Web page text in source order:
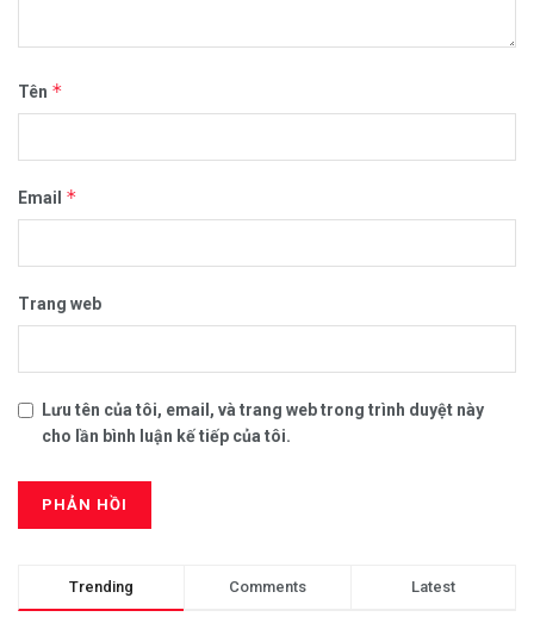
Tên *
Email *
Trang web
Lưu tên của tôi, email, và trang web trong trình duyệt này
cho lần bình luận kế tiếp của tôi.
Trending Comments Latest